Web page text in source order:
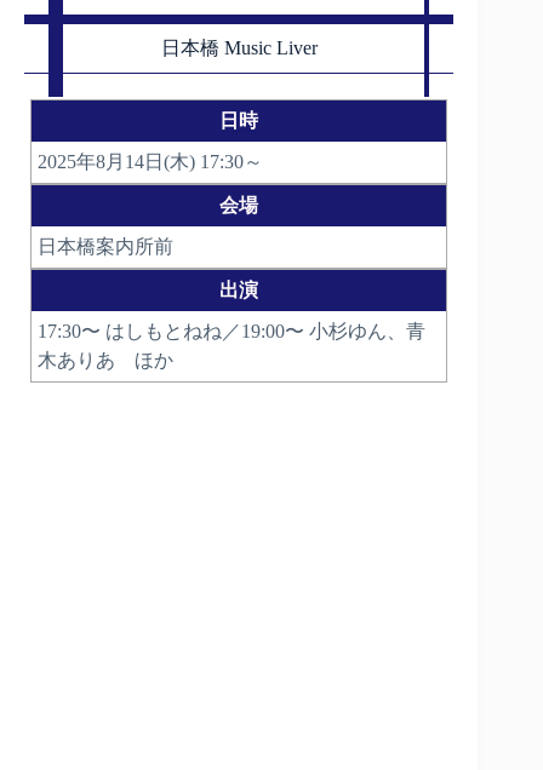
日本橋 Music Liver
日時
2025年8月14日(木) 17:30～
会場
日本橋案内所前
出演
17:30〜 はしもとねね／19:00〜 小杉ゆん、青
木ありあ ほか